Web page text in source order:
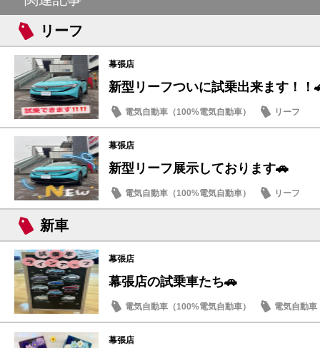
リーフ
幕張店
新型リーフついに試乗出来ます！！
電気自動車（100%電気自動車） リーフ
幕張店
新型リーフ展示しております🚗
電気自動車（100%電気自動車） リーフ
新車
幕張店
幕張店の試乗車たち🚗
電気自動車（100%電気自動車）
電気自動車
試乗車・展示車
幕張店